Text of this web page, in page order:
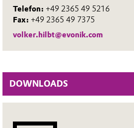
Telefon: +49 2365 49 5216
Fax: +49 2365 49 7375
volker.hilbt@evonik.com
DOWNLOADS